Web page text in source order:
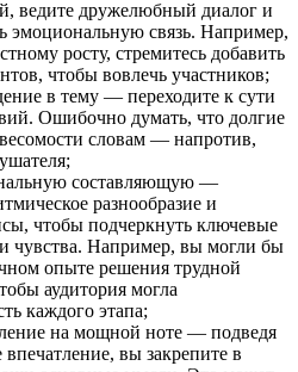
ведите дружелюбный диалог и
эмоциональную связь. Например,
росту, стремитесь добавить
чтобы вовлечь участников;
в тему — переходите к сути
Ошибочно думать, что долгие
словам — напротив,
составляющую —
разнообразие и
чтобы подчеркнуть ключевые
чувства. Например, вы могли бы
опыте решения трудной
аудитория могла
каждого этапа;
на мощной ноте — подведя
впечатление, вы закрепите в